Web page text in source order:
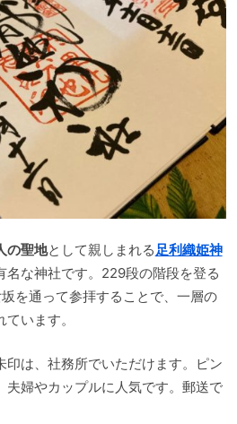
の聖地として親しまれる足利織姫神
名な神社です。229段の階段を登る
を通って参拝することで、一層の
います。
印は、社務所でいただけます。ピン
夫婦やカップルに人気です。郵送で